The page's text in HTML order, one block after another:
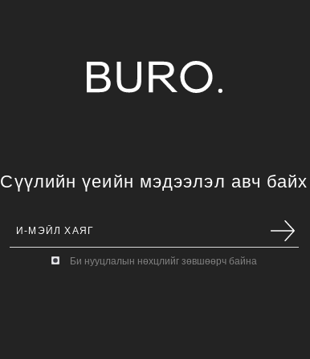
Сүүлийн үеийн мэдээлэл авч байх
Би нууцлалын нөхцлийг зөвшөөрч байна